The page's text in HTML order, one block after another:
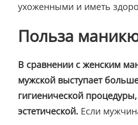
ухоженными и иметь
Польза
В сравнении с женским
мужской выступает
гигиенической
эстетической. Если